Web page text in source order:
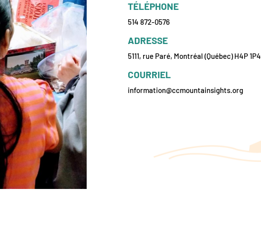
TÉLÉPHONE
514 872-0576
ADRESSE
5111, rue Paré, Montréal (Québec) H4P 1P4
COURRIEL
information@ccmountainsights.org